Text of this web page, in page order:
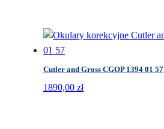
Cutler and Gross CGOP 1394 01 57
1890,00 zł